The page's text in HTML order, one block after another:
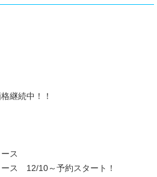
継続中！！
ス
ス 12/10～予約スタート！